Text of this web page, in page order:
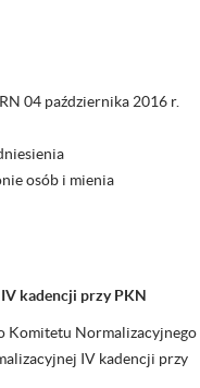
04 października 2016 r.
osób i mienia
kadencji przy PKN
Komitetu Normalizacyjnego
IV kadencji przy